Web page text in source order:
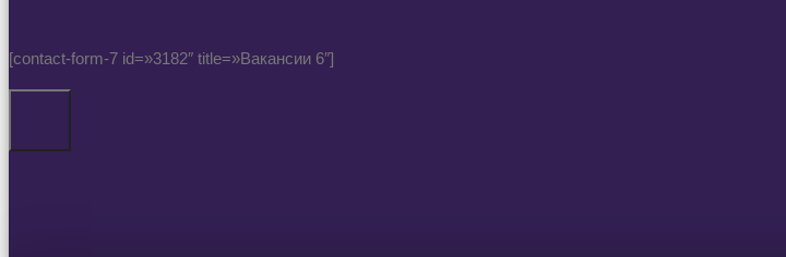
[contact-form-7 id=»3182″ title=»Вакансии 6″]